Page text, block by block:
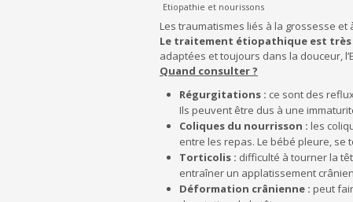
Etiopathie et nourissons
Les traumatismes liés à la grossesse
Le traitement étiopathique est
adaptées et toujours dans la douceur,
Quand consulter ?
Régurgitations : ce sont des
Ils peuvent être dus à une
Coliques du nourrisson : les
entre les repas. Le bébé pleure, se
Torticolis : difficulté à tourner la
entraîner un applatissement
Déformation crânienne : peut